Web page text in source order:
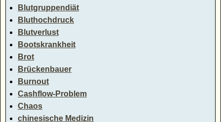
Blutgruppendiät
Bluthochdruck
Blutverlust
Bootskrankheit
Brot
Brückenbauer
Burnout
Cashflow-Problem
Chaos
chinesische Medizin